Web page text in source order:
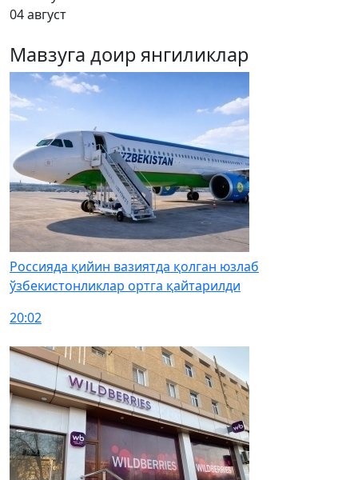
04 август
Мавзуга доир янгиликлар
Россияда қийин вазиятда қолган юзлаб
ўзбекистонликлар ортга қайтарилди
20:02